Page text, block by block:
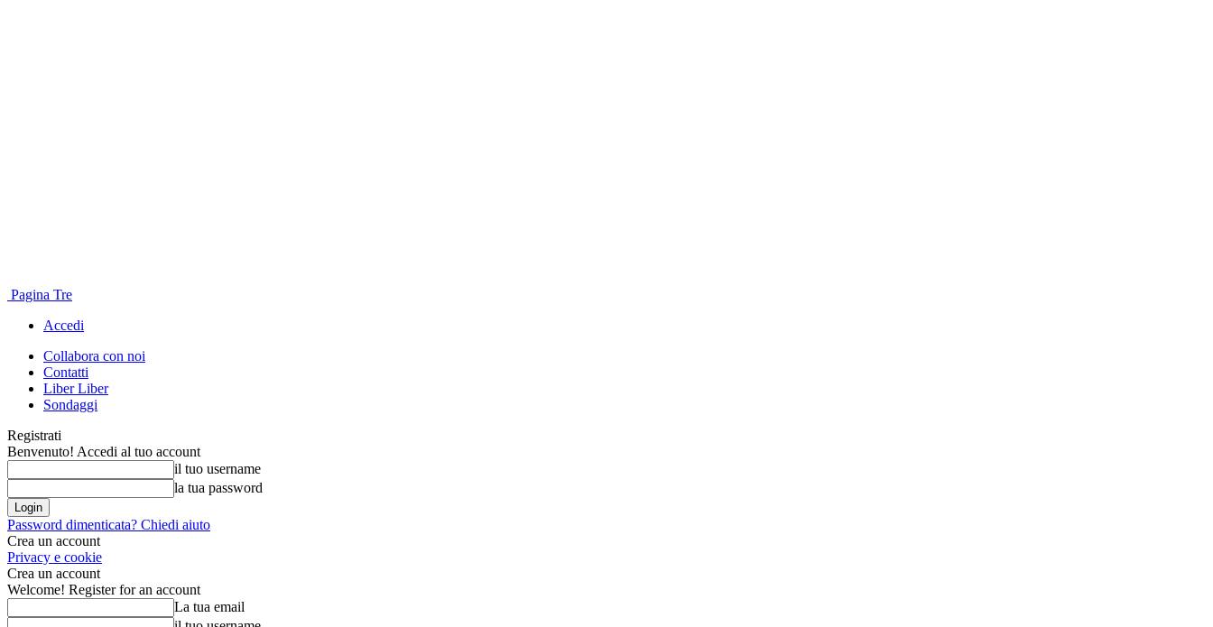
Pagina Tre
Accedi
Collabora con noi
Contatti
Liber Liber
Sondaggi
Registrati
Benvenuto! Accedi al tuo account
il tuo username
la tua password
Password dimenticata? Chiedi aiuto
Crea un account
Privacy e cookie
Crea un account
Welcome! Register for an account
La tua email